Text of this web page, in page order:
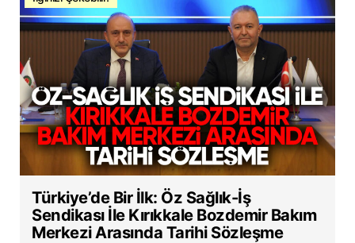
Türkiye’de Bir İlk: Öz Sağlık-İş
Sendikası İle Kırıkkale Bozdemir Bakım
Merkezi Arasında Tarihi Sözleşme